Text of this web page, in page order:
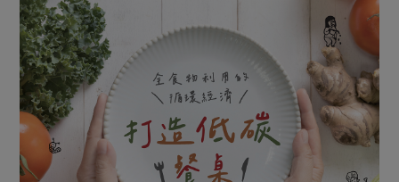
蛋
豆製品
肉品・水產
畜產肉類 水產
水畜加工品
海鮮
常備菜
蔬食
蛋料理
料理方式
2026年端午節預購圓滿結束
更多預購活動
當季產品
傳到心坎裡，誠心又澎派
主婦食堂
社內大小事 合作聯合國
產品故事 生活提案
樂齡生活 親子食育
廚房瑜伽
認識合作社
關於我們
合作社組織
員工與求才
產品檢驗
重要公告